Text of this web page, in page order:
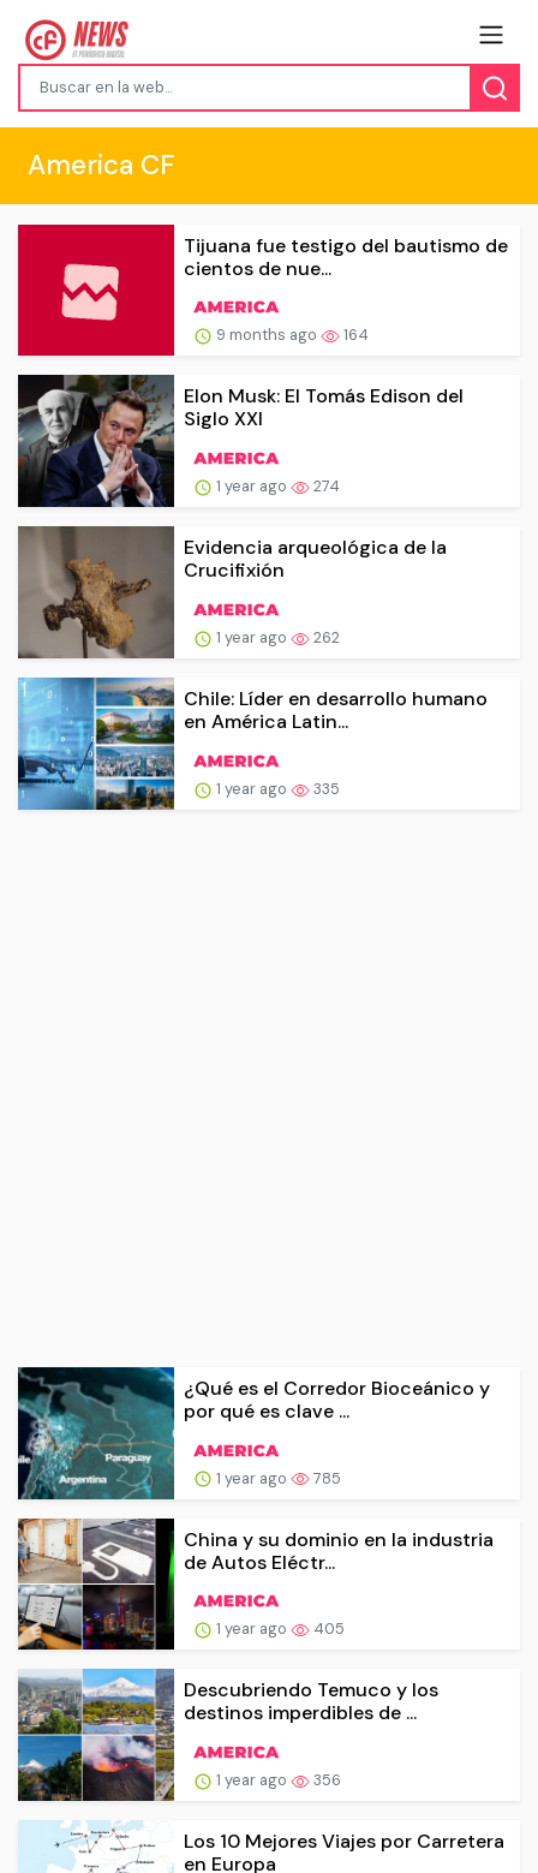
America CF
Tijuana fue testigo del bautismo de
cientos de nue...
9 months ago 164
Elon Musk: El Tomás Edison del
Siglo XXI
1 year ago 274
Evidencia arqueológica de la
Crucifixión
1 year ago 262
Chile: Líder en desarrollo humano
en América Latin...
1 year ago 335
¿Qué es el Corredor Bioceánico y
por qué es clave ...
1 year ago 785
China y su dominio en la industria
de Autos Eléctr...
1 year ago 405
Descubriendo Temuco y los
destinos imperdibles de ...
1 year ago 356
Los 10 Mejores Viajes por Carretera
en Europa